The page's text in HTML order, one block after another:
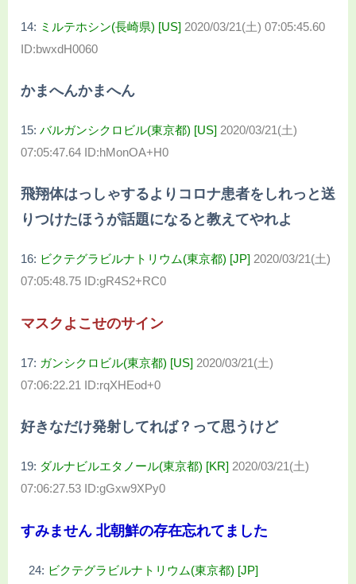
14: ミルテホシン(長崎県) [US] 2020/03/21(土) 07:05:45.60
ID:bwxdH0060
かまへんかまへん
15: バルガンシクロビル(東京都) [US] 2020/03/21(土)
07:05:47.64 ID:hMonOA+H0
飛翔体はっしゃするよりコロナ患者をしれっと送
りつけたほうが話題になると教えてやれよ
16: ビクテグラビルナトリウム(東京都) [JP] 2020/03/21(土)
07:05:48.75 ID:gR4S2+RC0
マスクよこせのサイン
17: ガンシクロビル(東京都) [US] 2020/03/21(土)
07:06:22.21 ID:rqXHEod+0
好きなだけ発射してれば？って思うけど
19: ダルナビルエタノール(東京都) [KR] 2020/03/21(土)
07:06:27.53 ID:gGxw9XPy0
すみません 北朝鮮の存在忘れてました
24: ビクテグラビルナトリウム(東京都) [JP]